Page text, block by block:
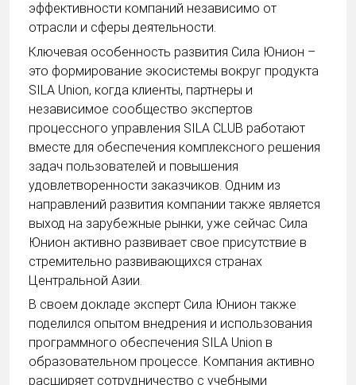
эффективности компаний независимо от
отрасли и сферы деятельности.
Ключевая особенность развития Сила Юнион –
это формирование экосистемы вокруг продукта
SILA Union, когда клиенты, партнеры и
независимое сообщество экспертов
процессного управления SILA CLUB работают
вместе для обеспечения комплексного решения
задач пользователей и повышения
удовлетворенности заказчиков. Одним из
направлений развития компании также является
выход на зарубежные рынки, уже сейчас Сила
Юнион активно развивает свое присутствие в
стремительно развивающихся странах
Центральной Азии.
В своем докладе эксперт Сила Юнион также
поделился опытом внедрения и использования
программного обеспечения SILA Union в
образовательном процессе. Компания активно
расширяет сотрудничество с учебными